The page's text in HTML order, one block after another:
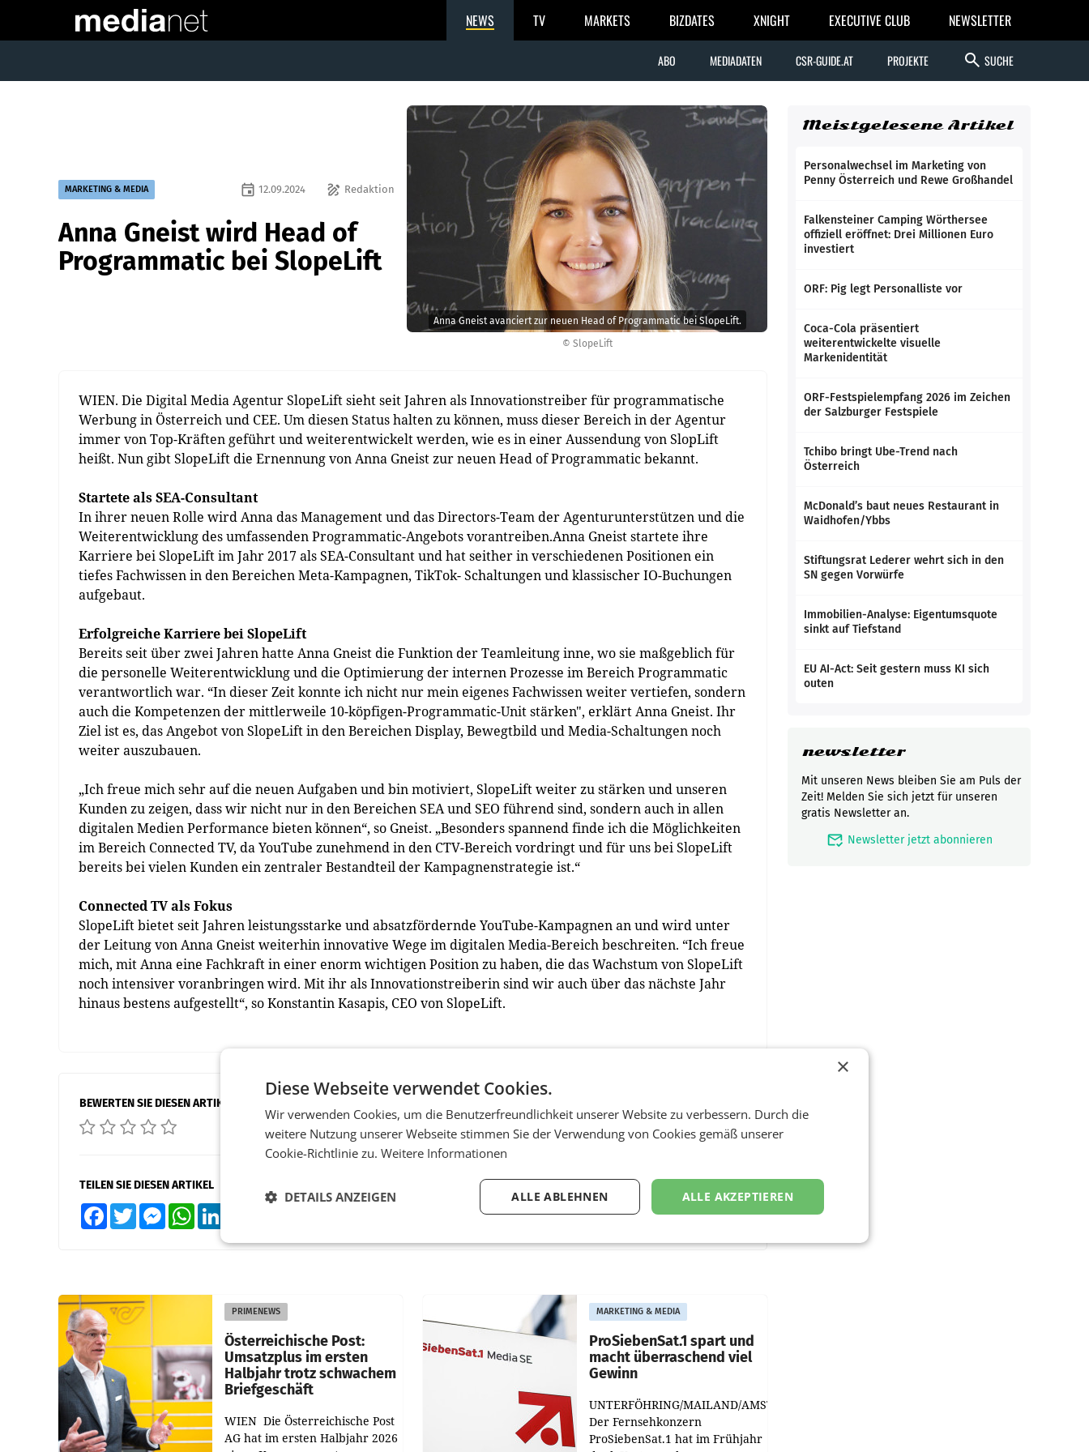
NEWS TV MARKETS BIZDATES XNIGHT EXECUTIVE CLUB NEWSLETTER
ABO MEDIADATEN CSR-GUIDE.AT PROJEKTE search SUCHE
© SlopeLift
Anna Gneist avanciert zur neuen Head of Programmatic bei SlopeLift.
MARKETING & MEDIA draw Redaktion
event 12.09.2024
Anna Gneist wird Head of
Programmatic bei SlopeLift
WIEN. Die Digital Media Agentur SlopeLift sieht seit Jahren als Innovationstreiber für programmatische
Werbung in Österreich und CEE. Um diesen Status halten zu können, muss dieser Bereich in der Agentur
immer von Top-Kräften geführt und weiterentwickelt werden, wie es in einer Aussendung von SlopLift
heißt. Nun gibt SlopeLift die Ernennung von Anna Gneist zur neuen Head of Programmatic bekannt.
Startete als SEA-Consultant
In ihrer neuen Rolle wird Anna das Management und das Directors-Team der Agenturunterstützen und die
Weiterentwicklung des umfassenden Programmatic-Angebots vorantreiben.Anna Gneist startete ihre
Karriere bei SlopeLift im Jahr 2017 als SEA-Consultant und hat seither in verschiedenen Positionen ein
tiefes Fachwissen in den Bereichen Meta-Kampagnen, TikTok- Schaltungen und klassischer IO-Buchungen
aufgebaut.
Erfolgreiche Karriere bei SlopeLift
Bereits seit über zwei Jahren hatte Anna Gneist die Funktion der Teamleitung inne, wo sie maßgeblich für
die personelle Weiterentwicklung und die Optimierung der internen Prozesse im Bereich Programmatic
verantwortlich war. “In dieser Zeit konnte ich nicht nur mein eigenes Fachwissen weiter vertiefen, sondern
auch die Kompetenzen der mittlerweile 10-köpfigen-Programmatic-Unit stärken", erklärt Anna Gneist. Ihr
Ziel ist es, das Angebot von SlopeLift in den Bereichen Display, Bewegtbild und Media-Schaltungen noch
weiter auszubauen.
„Ich freue mich sehr auf die neuen Aufgaben und bin motiviert, SlopeLift weiter zu stärken und unseren
Kunden zu zeigen, dass wir nicht nur in den Bereichen SEA und SEO führend sind, sondern auch in allen
digitalen Medien Performance bieten können“, so Gneist. „Besonders spannend finde ich die Möglichkeiten
im Bereich Connected TV, da YouTube zunehmend in den CTV-Bereich vordringt und für uns bei SlopeLift
bereits bei vielen Kunden ein zentraler Bestandteil der Kampagnenstrategie ist.“
Connected TV als Fokus
SlopeLift bietet seit Jahren leistungsstarke und absatzfördernde YouTube-Kampagnen an und wird unter
der Leitung von Anna Gneist weiterhin innovative Wege im digitalen Media-Bereich beschreiten. “Ich freue
mich, mit Anna eine Fachkraft in einer enorm wichtigen Position zu haben, die das Wachstum von SlopeLift
noch intensiver voranbringen wird. Mit ihr als Innovationstreiberin sind wir auch über das nächste Jahr
hinaus bestens aufgestellt“, so Konstantin Kasapis, CEO von SlopeLift.
BEWERTEN SIE DIESEN ARTIKEL
TEILEN SIE DIESEN ARTIKEL
FacebookTwitter MessengerWhatsApp
PRIMENEWS
Österreichische Post:
Umsatzplus im ersten
Halbjahr trotz schwachem
Briefgeschäft
WIEN Die Österreichische Post
AG hat im ersten Halbjahr 2026
MARKETING & MEDIA
ProSiebenSat.1 spart und
macht überraschend viel
Gewinn
UNTERFÖHRING/MAILAND/AMSTERDAM.
Der Fernsehkonzern
ProSiebenSat.1 hat im Frühjahr
Meistgelesene Artikel
Personalwechsel im Marketing von
Penny Österreich und Rewe Großhandel
Falkensteiner Camping Wörthersee
offiziell eröffnet: Drei Millionen Euro
investiert
ORF: Pig legt Personalliste vor
Coca-Cola präsentiert
weiterentwickelte visuelle
Markenidentität
ORF-Festspielempfang 2026 im Zeichen
der Salzburger Festspiele
Tchibo bringt Ube-Trend nach
Österreich
McDonald’s baut neues Restaurant in
Waidhofen/Ybbs
Stiftungsrat Lederer wehrt sich in den
SN gegen Vorwürfe
Immobilien-Analyse: Eigentumsquote
sinkt auf Tiefstand
EU AI-Act: Seit gestern muss KI sich
outen
newsletter
Mit unseren News bleiben Sie am Puls der
Zeit! Melden Sie sich jetzt für unseren
gratis Newsletter an.
mark_email_read Newsletter jetzt abonnieren
×
Diese Webseite verwendet Cookies.
Wir verwenden Cookies, um die Benutzerfreundlichkeit unserer Website zu verbessern. Durch die
weitere Nutzung unserer Webseite stimmen Sie der Verwendung von Cookies gemäß unserer
Cookie-Richtlinie zu. Weitere Informationen
ALLE AKZEPTIEREN
ALLE ABLEHNEN
DETAILS ANZEIGEN